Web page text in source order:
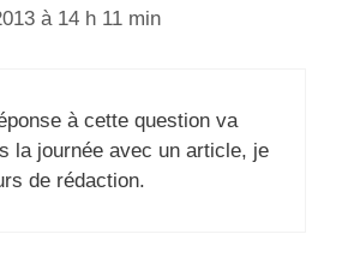
à 14 h 11 min
à cette question va
la journée avec un article, je
de rédaction.